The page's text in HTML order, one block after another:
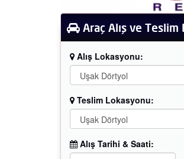
Araç Alış ve
Alış Lokasyonu:
Teslim Lokasyonu:
Alış Tarihi & Saati: